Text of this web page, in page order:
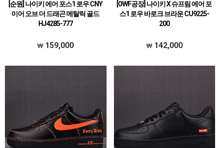
[순원] 나이키 에어 포스1 로우 CNY
이어 오브 더 드래곤 메탈릭 골드
HJ4285-777
159,000
[OWF공장] 나이키 X 슈프림 에어 포
스1 로우 바로크 브라운 CU9225-
200
142,000